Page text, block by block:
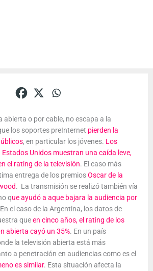
abierta o por cable, no escapa a la
los soportes preInternet pierden la
, en particular los jóvenes. Los
Unidos muestran una caída leve,
el rating de la televisión. El caso más
entrega de los premiosOscar de la
. La transmisión se realizó también vía
que ayudó a aque bajara la audiencia por
En el caso de la Argentina, los datos de
queen cinco años, el rating de los
abierta cayó un 35%. En un país
la televisión abierta está más
a penetración en audiencias como es el
es similar. Esta situación afecta la